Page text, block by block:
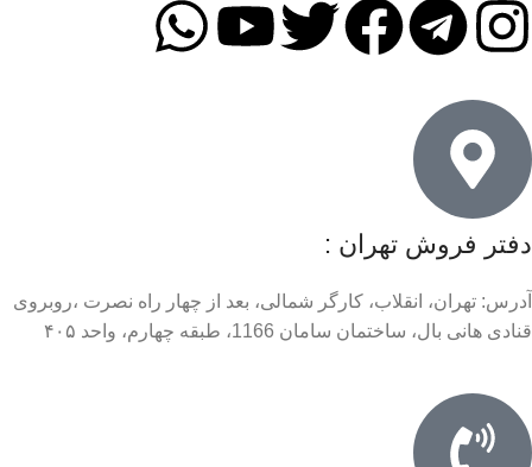
دفتر فروش تهران :
آدرس: تهران، انقلاب، کارگر شمالی، بعد از چهار راه نصرت ،روبروی
قنادی هانی بال، ساختمان سامان 1166، طبقه چهارم، واحد ۴۰۵